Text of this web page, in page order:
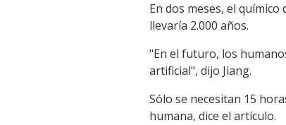
En dos meses, el
llevaría 2.000 años.
"En el futuro, los
artificial", dijo Jiang.
Sólo se necesitan 15
humana, dice el artículo.